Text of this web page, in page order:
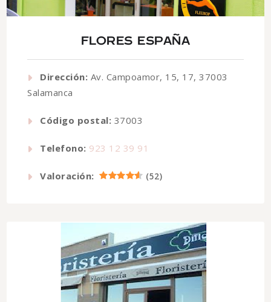
FLORES ESPAÑA
Dirección: Av. Campoamor, 15, 17, 37003
Salamanca
Código postal: 37003
Telefono: 923 12 39 91
Valoración: (52)